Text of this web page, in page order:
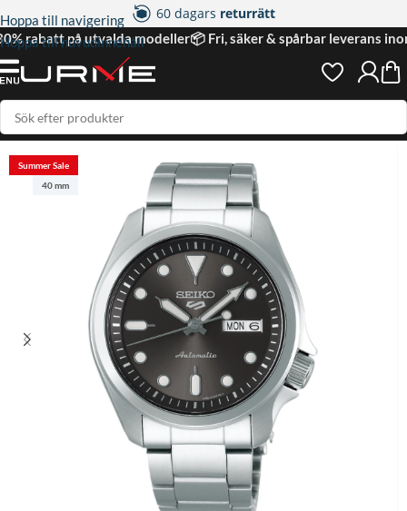
Hoppa till navigering
Hoppa till huvudinnehåll
60 dagars returrätt
2 års garanti
rabatt på utvalda modeller📦 Fri, säker & spårbar leverans
Hem|Automat|Seiko 5 Sports Automatic Svart/Stål 40 mm
Summer Sale
40 mm